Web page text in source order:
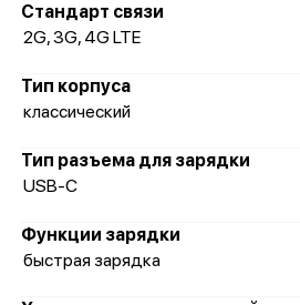
Стандарт связи
2G, 3G, 4G LTE
Тип корпуса
классический
Тип разъема для зарядки
USB-C
Функции зарядки
быстрая зарядка